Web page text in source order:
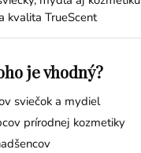
kvalita TrueScent
je vhodný?
sviečok a mydiel
prírodnej kozmetiky